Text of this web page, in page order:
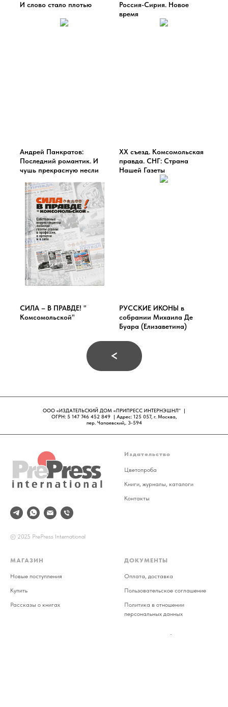
И слово стало плотью
Россия-Сирия. Новое
время
Андрей Панкратов:
Последний романтик. И
чушь прекрасную несли
ХХ съезд. Комсомольская
правда. СНГ: Страна
Нашей Газеты
СИЛА – В ПРАВДЕ! "
Комсомольской"
РУССКИЕ ИКОНЫ в
собрании Михаила Де
Буара (Елизаветина)
<
ООО «ИЗДАТЕЛЬСКИЙ ДОМ «ПРИПРЕСС ИНТЕРНЭШНЛ" |
ОГРН: 5 147 746 452 849 | Адрес: 125 057, г. Москва,
пер. Чапаевский,. 3-594
© 2025 PrePress International
Издательство
Цветопроба
Книги, журналы, каталоги
Контакты
МАГАЗИН
Новые поступления
Купить
Рассказы о книгах
ДОКУМЕНТЫ
Оплата, доставка
Пользовательское соглашение
Политика в отношении
персональных данных